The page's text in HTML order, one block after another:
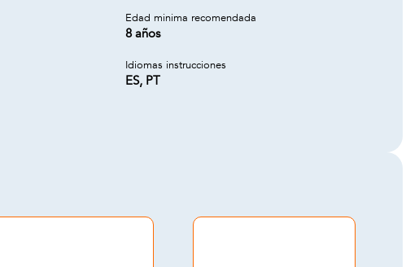
Edad minima recomendada
8 años
Idiomas instrucciones
ES, PT